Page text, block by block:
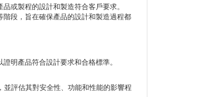
或製程的設計和製造符合客戶要求。
段，旨在確保產品的設計和製造過程都
明產品符合設計要求和合格標準。
評估其對安全性、功能和性能的影響程